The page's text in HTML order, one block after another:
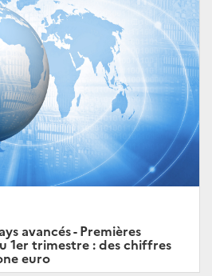
avancés - Premières
1er trimestre : des chiffres
euro